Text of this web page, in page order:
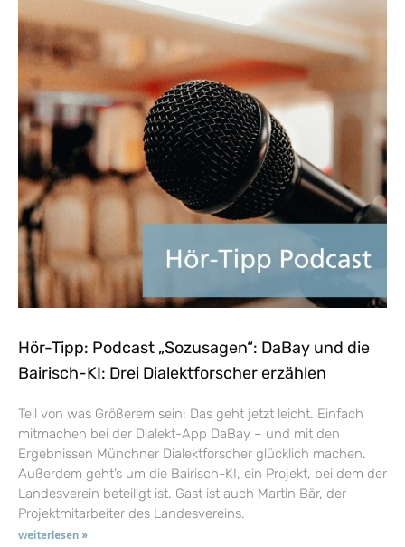
Hör-Tipp: Podcast „Sozusagen“: DaBay und die
Bairisch-KI: Drei Dialektforscher erzählen
Teil von was Größerem sein: Das geht jetzt leicht. Einfach
mitmachen bei der Dialekt-App DaBay – und mit den
Ergebnissen Münchner Dialektforscher glücklich machen.
Außerdem geht’s um die Bairisch-KI, ein Projekt, bei dem der
Landesverein beteiligt ist. Gast ist auch Martin Bär, der
Projektmitarbeiter des Landesvereins.
weiterlesen »